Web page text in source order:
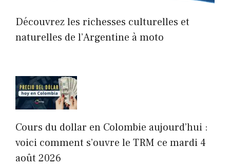
Découvrez les richesses culturelles et
naturelles de l’Argentine à moto
Cours du dollar en Colombie aujourd’hui :
voici comment s’ouvre le TRM ce mardi 4
août 2026